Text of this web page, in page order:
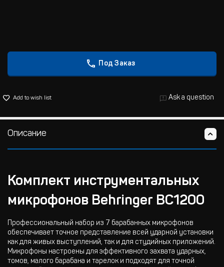
Под Заказ
Add to wish list Ask a question
Описание
Комплект инструментальных
микрофонов Behringer BC1200
Профессиональный набор из 7 барабанных микрофонов
обеспечивает точное представление всей ударной установки
как для живых выступлений, так и для студийных приложений.
Микрофоны настроены для эффективного захвата ударных,
томов, малого барабана и тарелок и подходят для точной